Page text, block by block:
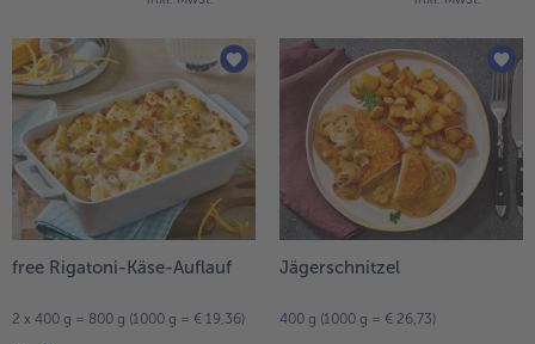
free Rigatoni-Käse-Auflauf
2 x 400 g = 800 g (1000 g = € 19,36)
Jägerschnitzel
400 g (1000 g = € 26,73)